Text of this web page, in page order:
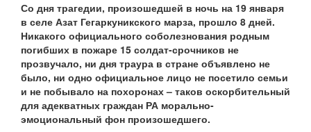
Со дня трагедии, произошедшей в ночь на 19 января
в селе Азат Гегаркуникского марза, прошло 8 дней.
Никакого официального соболезнования родным
погибших в пожаре 15 солдат-срочников не
прозвучало, ни дня траура в стране объявлено не
было, ни одно официальное лицо не посетило семьи
и не побывало на похоронах – таков оскорбительный
для адекватных граждан РА морально-
эмоциональный фон произошедшего.